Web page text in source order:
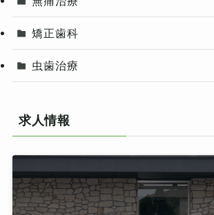
矯正歯科
虫歯治療
求人情報